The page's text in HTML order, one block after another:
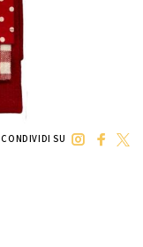
CONDIVIDI SU